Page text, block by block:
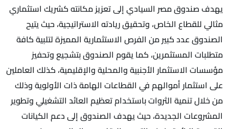
يهدف صندوق مصر السيادي إلى تعزيز مكانته كشريك استثماري
مثالي للقطاع الخاص، وتحقيق ريادته الاستراتيجية، حيث يتيح
الصندوق عدد كبير من الفرص الاستثمارية المميزة لتلبية كافة
متطلبات المستثمرين، كما يقوم الصندوق بتشجيع وتحفيز
مؤسسات الاستثمار الأجنبية والمحلية والإقليمية، كذلك العاملين
على استثمار أموالهم في القطاعات الهامة ذات الأولوية وذلك
من خلال تنمية الثروات باستخدام تعظيم العائد التشغيلي وتطوير
المشروعات الجديدة، حيث يهدف الصندوق إلى دعم الكيانات